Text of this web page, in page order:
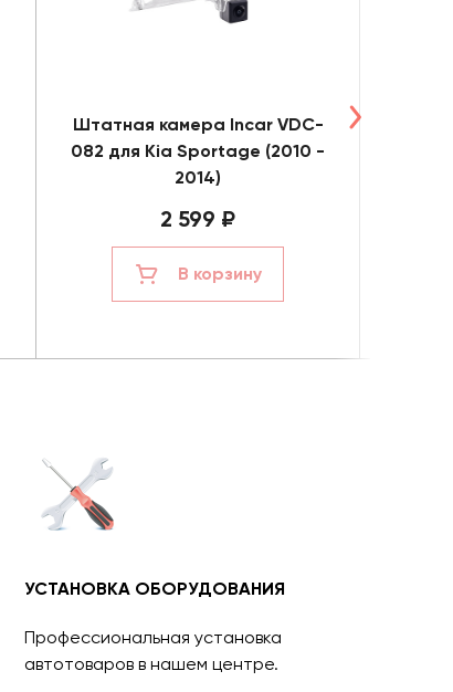
Штатная камера Incar VDC-
082 для Kia Sportage (2010 -
2014)
2 599 ₽
В корзину
УСТАНОВКА ОБОРУДОВАНИЯ
Профессиональная установка
автотоваров в нашем центре.